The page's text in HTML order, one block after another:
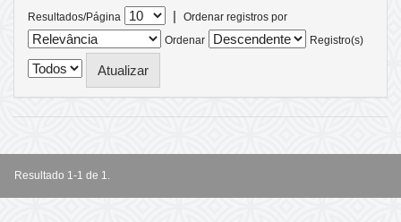
Resultados/Página |
Ordenar registros por
Ordenar
Registro(s)
Resultado 1-1 de 1.